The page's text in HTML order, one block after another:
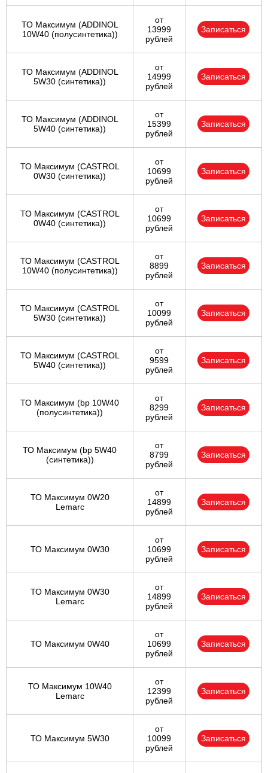
ТО Максимум (ADDINOL
10W40 (полусинтетика))
от
13999
рублей
Записаться
ТО Максимум (ADDINOL
5W30 (синтетика))
от
14999
рублей
Записаться
ТО Максимум (ADDINOL
5W40 (синтетика))
от
15399
рублей
Записаться
ТО Максимум (CASTROL
0W30 (синтетика))
от
10699
рублей
Записаться
ТО Максимум (CASTROL
0W40 (синтетика))
от
10699
рублей
Записаться
ТО Максимум (CASTROL
10W40 (полусинтетика))
от
8899
рублей
Записаться
ТО Максимум (CASTROL
5W30 (синтетика))
от
10099
рублей
Записаться
ТО Максимум (CASTROL
5W40 (синтетика))
от
9599
рублей
Записаться
ТО Максимум (bp 10W40
(полусинтетика))
от
8299
рублей
Записаться
ТО Максимум (bp 5W40
(синтетика))
от
8799
рублей
Записаться
ТО Максимум 0W20
Lemarc
от
14899
рублей
Записаться
ТО Максимум 0W30
от
10699
рублей
Записаться
ТО Максимум 0W30
Lemarc
от
14899
рублей
Записаться
ТО Максимум 0W40
от
10699
рублей
Записаться
ТО Максимум 10W40
Lemarc
от
12399
рублей
Записаться
ТО Максимум 5W30
от
10099
рублей
Записаться